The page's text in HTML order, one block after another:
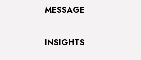
MESSAGE
INSIGHTS